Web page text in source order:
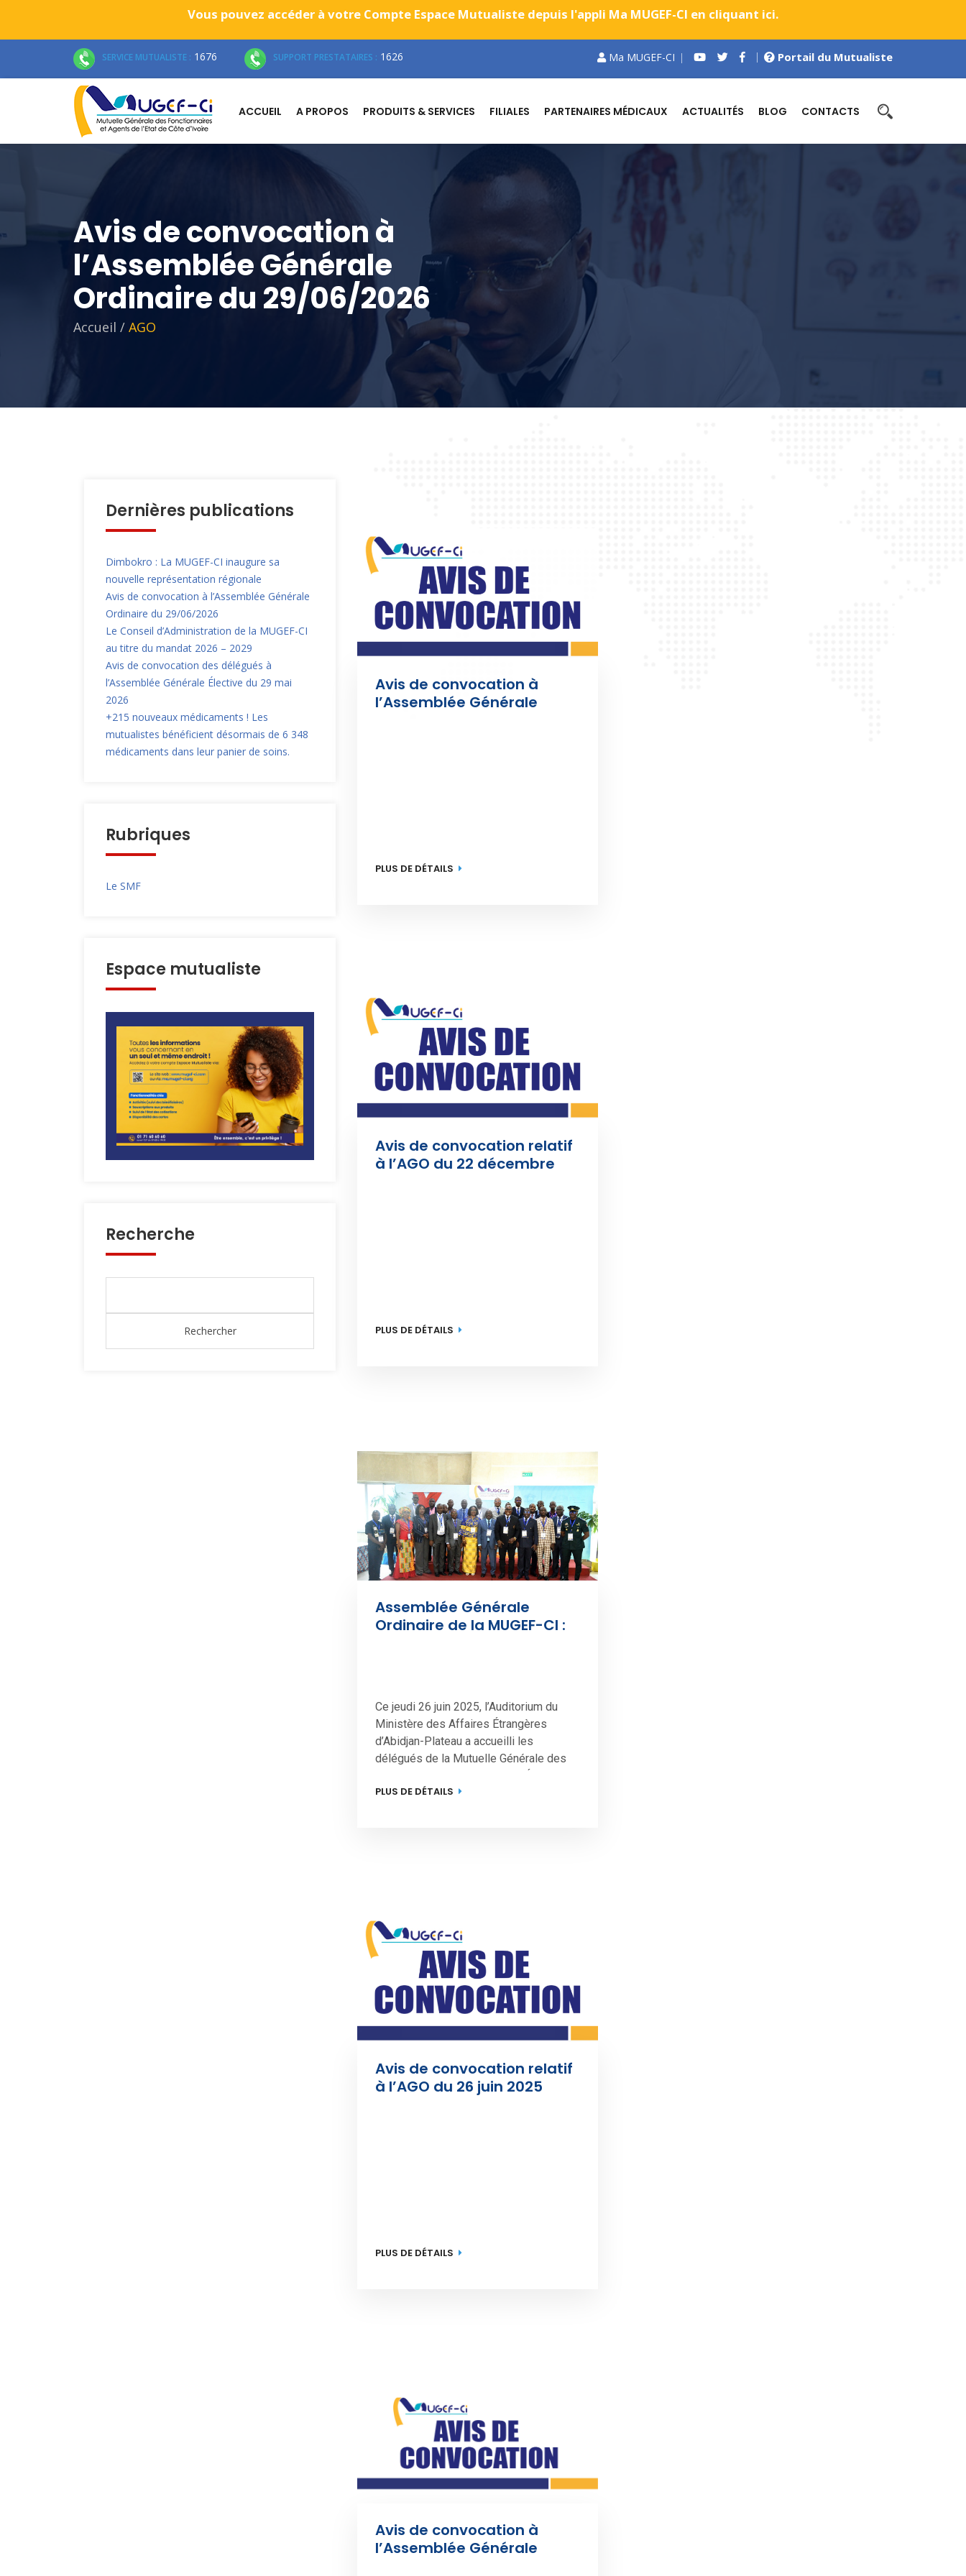
Vous pouvez accéder à votre Compte Espace Mutualiste depuis l'appli Ma MUGEF-CI en cliquant ici.
SERVICE MUTUALISTE : 1676 SUPPORT PRESTATAIRES : 1626 Ma MUGEF-CI Portail du Mutualiste
ACCUEIL A PROPOS PRODUITS & SERVICES FILIALES PARTENAIRES MÉDICAUX ACTUALITÉS BLOG CONTACTS
Avis de convocation à
l’Assemblée Générale
Ordinaire du 29/06/2026
Accueil / AGO
Dernières publications
Dimbokro : La MUGEF-CI inaugure sa
nouvelle représentation régionale
Avis de convocation à l’Assemblée Générale
Ordinaire du 29/06/2026
Le Conseil d’Administration de la MUGEF-CI
au titre du mandat 2026 – 2029
Avis de convocation des délégués à
l’Assemblée Générale Élective du 29 mai
2026
+215 nouveaux médicaments ! Les
mutualistes bénéficient désormais de 6 348
médicaments dans leur panier de soins.
Rubriques
Le SMF
Espace mutualiste
Recherche
Avis de convocation à
l’Assemblée Générale
PLUS DE DÉTAILS
Avis de convocation relatif
à l’AGO du 22 décembre
PLUS DE DÉTAILS
Assemblée Générale
Ordinaire de la MUGEF-CI :
Ce jeudi 26 juin 2025, l’Auditorium du
Ministère des Affaires Étrangères
d’Abidjan-Plateau a accueilli les
délégués de la Mutuelle Générale des
Côte d’Ivoire (MUGEF-CI) à l’occasion de
PLUS DE DÉTAILS
Avis de convocation relatif
à l’AGO du 26 juin 2025
PLUS DE DÉTAILS
Avis de convocation à
l’Assemblée Générale